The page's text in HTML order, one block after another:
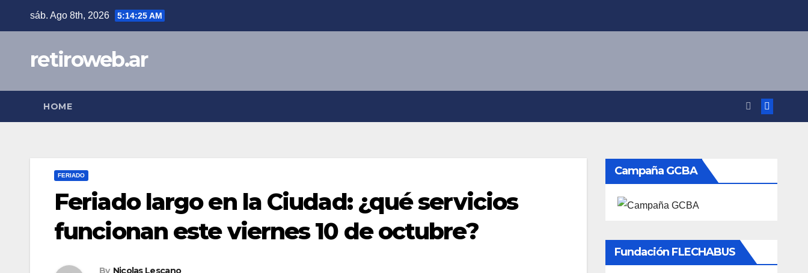
sáb. Ago 8th, 2026 5:14:25 AM
retiroweb.ar
HOME
FERIADO
Feriado largo en la Ciudad: ¿qué servicios
funcionan este viernes 10 de octubre?
By Nicolas Lescano
Campaña GCBA
Fundación FLECHABUS